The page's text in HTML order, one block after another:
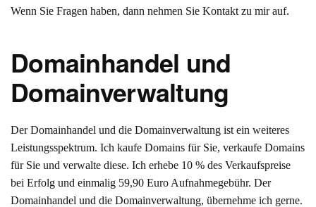
Wenn Sie Fragen haben, dann nehmen Sie Kontakt zu mir auf.
Domainhandel und
Domainverwaltung
Der Domainhandel und die Domainverwaltung ist ein weiteres
Leistungsspektrum. Ich kaufe Domains für Sie, verkaufe Domains
für Sie und verwalte diese. Ich erhebe 10 % des Verkaufspreise
bei Erfolg und einmalig 59,90 Euro Aufnahmegebühr. Der
Domainhandel und die Domainverwaltung, übernehme ich gerne.